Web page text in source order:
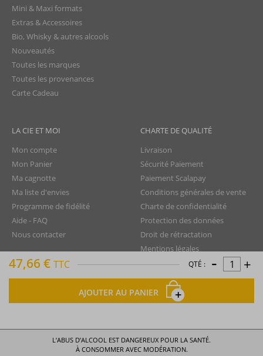
47,66 € TTC QTÉ : - +
AJOUTER AU PANIER
Mini & Maxi formats
Extras & Accessoires
Bio, Whisky & autres alcools
Nouveautés
Toutes les marques
Toutes les provenances
Carte Cadeau
LA CIE ET MOI
Mon compte
Mon Panier
Ma cagnotte
Ma liste d'envies
Programme de fidélité
Aide - FAQ
Nous contacter
CHARTE DE QUALITÉ
Livraison
Sécurité Paiement
Paiement Scalapay
Conditions générales de vente
Charte de confidentialité
Protection des données
Droit de rétractation
Mentions légales
Plan du site
L’ABUS D’ALCOOL EST DANGEREUX POUR LA SANTÉ.
À CONSOMMER AVEC MODÉRATION.